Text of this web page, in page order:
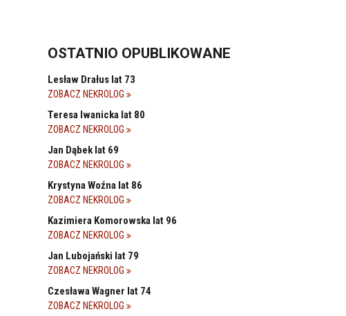
OSTATNIO OPUBLIKOWANE
Lesław Drałus lat 73
ZOBACZ NEKROLOG
Teresa Iwanicka lat 80
ZOBACZ NEKROLOG
Jan Dąbek lat 69
ZOBACZ NEKROLOG
Krystyna Woźna lat 86
ZOBACZ NEKROLOG
Kazimiera Komorowska lat 96
ZOBACZ NEKROLOG
Jan Lubojański lat 79
ZOBACZ NEKROLOG
Czesława Wagner lat 74
ZOBACZ NEKROLOG